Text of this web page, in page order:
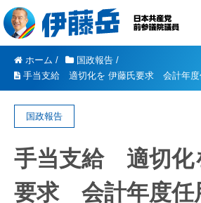
ホーム / 国政報告 /
手当支給 適切化を 伊藤氏要求 会計年度
国政報告
手当支給 適切化
要求 会計年度任